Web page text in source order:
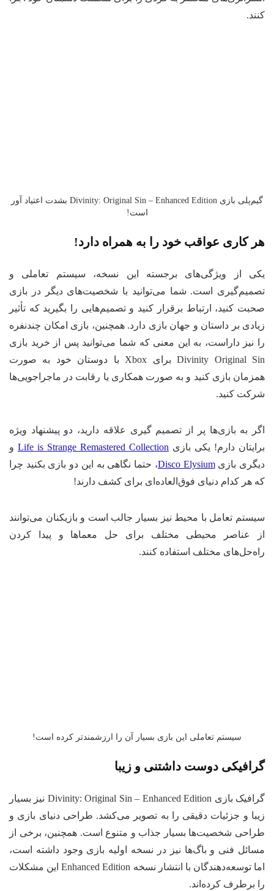
گیم‌پلی بازی Divinity: Original Sin – Enhanced Edition بشدت اعتیاد آور
است!
کاری عواقب خود را به همراه دارد!
از ویژگی‌های برجسته این نسخه، سیستم تعاملی و
است. شما می‌توانید با شخصیت‌های دیگر در بازی
کنید، ارتباط برقرار کنید و تصمیم‌هایی را بگیرید که تأثیر
بر داستان و جهان بازی دارد. همچنین، بازی امکان چندنفره
نیز داراست، به این معنی که شما می‌توانید پس از خرید بازی
Divinity Original Sin برای Xbox با دوستان خود به صورت
بازی کنید و به صورت همکاری یا رقابت در ماجراجویی‌ها
کنید.
به بازی‌ها پر از تصمیم‌ گیری علاقه دارید، دو پیشنهاد ویژه
دارم! یکی بازی Life is Strange Remastered Collectionو
بازیDisco Elysium، حتما نگاهی به این دو بازی بکنید چرا
هر کدام دنیای فوق‌العاده‌ای برای کشف دارند!
تعامل با محیط نیز بسیار جالب است و بازیکنان می‌توانند
عناصر محیطی مختلف برای حل معماها و پیدا کردن
مختلف استفاده کنند.
سیستم تعاملی این بازی بسیار آن‌ را ارزشمندتر کرده است!
دوست داشتنی و زیبا
گرافیک بازی Divinity: Original Sin – Enhanced Edition نیز بسیار
و جزئیات دقیقی را به تصویر می‌کشد. طراحی دنیای بازی و
شخصیت‌ها بسیار جذاب و متنوع است. همچنین، برخی از
فنی و باگ‌ها نیز در نسخه اولیه بازی وجود داشته است،
اما توسعه‌دهندگان با انتشار نسخه Enhanced Edition این مشکلات
برطرف کرده‌اند.